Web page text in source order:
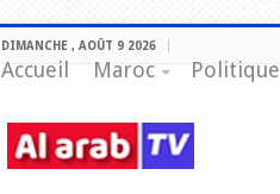
DIMANCHE , AOÛT 9 2026
Accueil Maroc Politique